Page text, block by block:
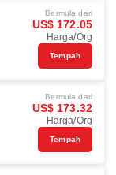
Bermula dari
US$ 172.05
Harga/Org
Tempah
Bermula dari
US$ 173.32
Harga/Org
Tempah